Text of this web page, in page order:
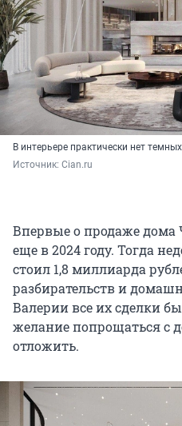
В интерьере практически нет
Источник: Cian.ru
Впервые о продаже дома
еще в 2024 году. Тогда
стоил 1,8 миллиарда
разбирательств и
Валерии все их сделки
желание попрощаться с
отложить.